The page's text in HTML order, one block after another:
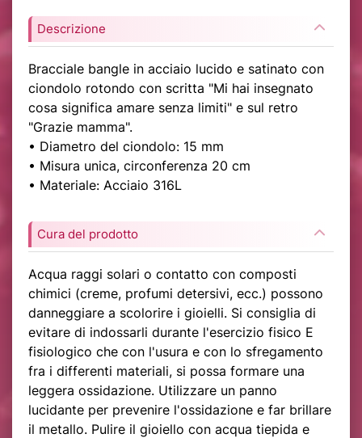
Descrizione
Bracciale bangle in acciaio lucido e satinato con
ciondolo rotondo con scritta "Mi hai insegnato
cosa significa amare senza limiti" e sul retro
"Grazie mamma".
• Diametro del ciondolo: 15 mm
• Misura unica, circonferenza 20 cm
• Materiale: Acciaio 316L
Cura del prodotto
Acqua raggi solari o contatto con composti
chimici (creme, profumi detersivi, ecc.) possono
danneggiare a scolorire i gioielli. Si consiglia di
evitare di indossarli durante l'esercizio fisico E
fisiologico che con l'usura e con lo sfregamento
fra i differenti materiali, si possa formare una
leggera ossidazione. Utilizzare un panno
lucidante per prevenire l'ossidazione e far brillare
il metallo. Pulire il gioiello con acqua tiepida e